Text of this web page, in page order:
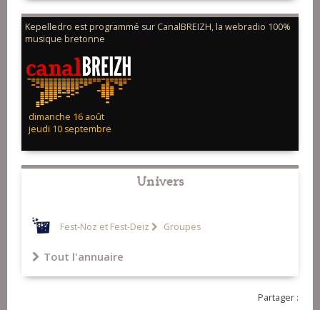
Kepelledro est programmé sur CanalBREIZH, la webradio 100%
musique bretonne
dimanche 16 août
jeudi 10 septembre
Univers
Fest-Noz et Fest-Deiz Groupes
Tout l'annuaire
Partager :